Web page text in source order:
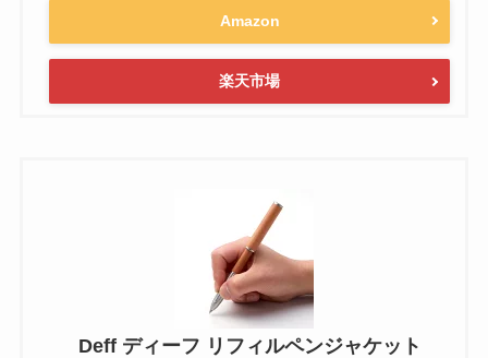
Amazon
楽天市場
Deff ディーフ リフィルペンジャケット